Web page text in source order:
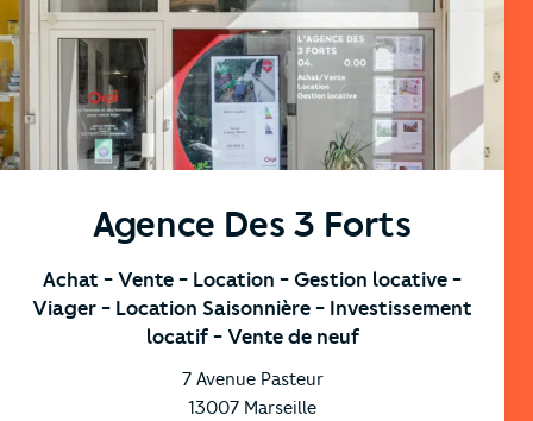
Agence Des 3 Forts
Achat - Vente - Location - Gestion locative -
Viager - Location Saisonnière - Investissement
locatif - Vente de neuf
7 Avenue Pasteur
13007 Marseille